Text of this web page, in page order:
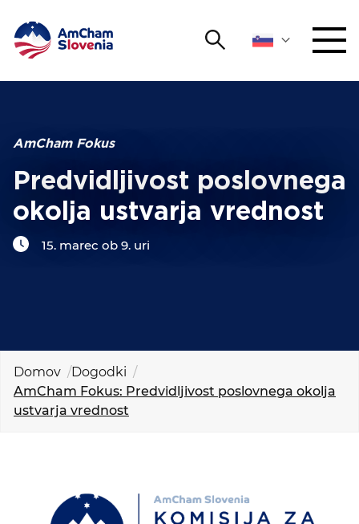
Išči
ZAGOVORNIŠTVO
AmChamYOUNG Open
MEDNARODNO SODELOVANJE
KOLEDAR DOGODKOV
NOVICE
GALERIJA
AmCham Fokus
Predvidljivost poslovnega
okolja ustvarja vrednost
15. marec ob 9. uri
Domov
Dogodki
AmCham Fokus: Predvidljivost poslovnega okolja
ustvarja vrednost